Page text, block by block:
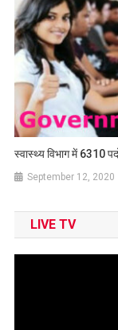
स्वास्थ्य विभाग में 6310
September 12, 2020
LIVE TV